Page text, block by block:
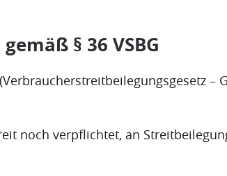
§ 36 VSBG
(Verbraucherstreitbeilegungsgesetz
noch verpflichtet, an